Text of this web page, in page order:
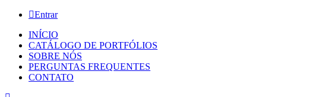
Entrar
INÍCIO
CATÁLOGO DE PORTFÓLIOS
SOBRE NÓS
PERGUNTAS FREQUENTES
CONTATO